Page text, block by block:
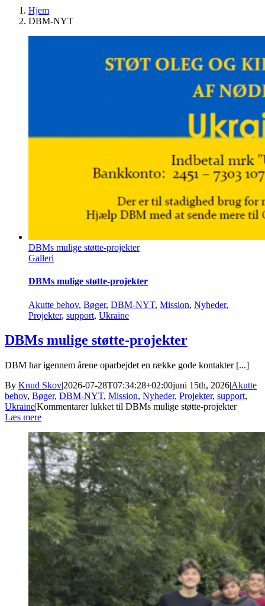
Hjem
DBM-NYT
DBMs mulige støtte-projekter
Galleri
DBMs mulige støtte-projekter
Akutte behov, Bøger, DBM-NYT, Mission, Nyheder,
Projekter, support, Ukraine
DBMs mulige støtte-projekter
DBM har igennem årene oparbejdet en række gode kontakter [...]
By Knud Skov|2026-07-28T07:34:28+02:00juni 15th, 2026|Akutte
behov, Bøger, DBM-NYT, Mission, Nyheder, Projekter, support,
Ukraine|Kommentarer lukket til DBMs mulige støtte-projekter
Læs mere